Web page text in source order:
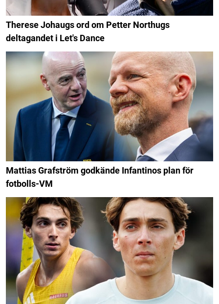
Therese Johaugs ord om Petter Northugs
deltagandet i Let's Dance
Mattias Grafström godkände Infantinos plan för
fotbolls-VM